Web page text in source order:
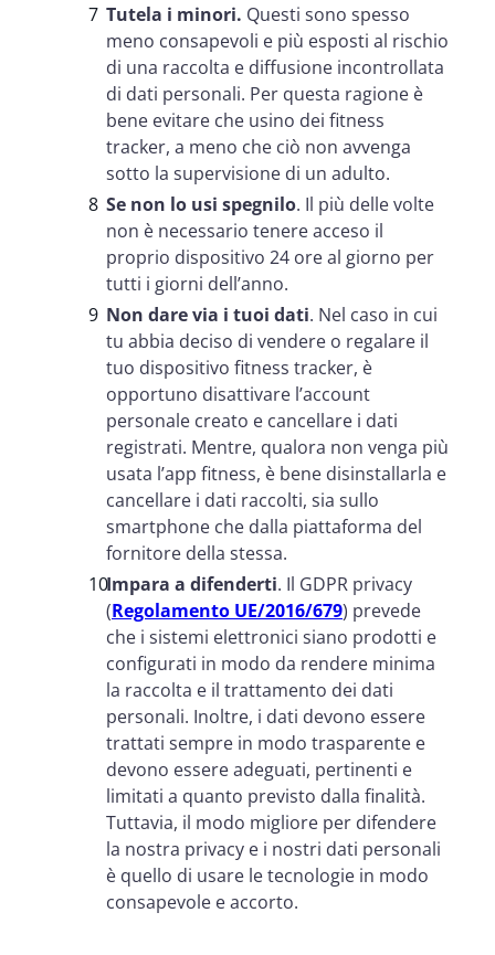
Tutela i minori. Questi sono spesso
meno consapevoli e più esposti al rischio
di una raccolta e diffusione incontrollata
di dati personali. Per questa ragione è
bene evitare che usino dei fitness
tracker, a meno che ciò non avvenga
sotto la supervisione di un adulto.
Se non lo usi spegnilo. Il più delle volte
non è necessario tenere acceso il
proprio dispositivo 24 ore al giorno per
tutti i giorni dell’anno.
Non dare via i tuoi dati. Nel caso in cui
tu abbia deciso di vendere o regalare il
tuo dispositivo fitness tracker, è
opportuno disattivare l’account
personale creato e cancellare i dati
registrati. Mentre, qualora non venga più
usata l’app fitness, è bene disinstallarla e
cancellare i dati raccolti, sia sullo
smartphone che dalla piattaforma del
fornitore della stessa.
Impara a difenderti. Il GDPR privacy
(Regolamento UE/2016/679) prevede
che i sistemi elettronici siano prodotti e
configurati in modo da rendere minima
la raccolta e il trattamento dei dati
personali. Inoltre, i dati devono essere
trattati sempre in modo trasparente e
devono essere adeguati, pertinenti e
limitati a quanto previsto dalla finalità.
Tuttavia, il modo migliore per difendere
la nostra privacy e i nostri dati personali
è quello di usare le tecnologie in modo
consapevole e accorto.